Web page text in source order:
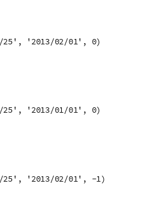
25', '2013/02/01', 0)
25', '2013/01/01', 0)
25', '2013/02/01', -1)